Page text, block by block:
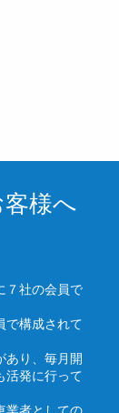
様へ
７社の会員で
で構成されて
あり、毎月開
活発に行って